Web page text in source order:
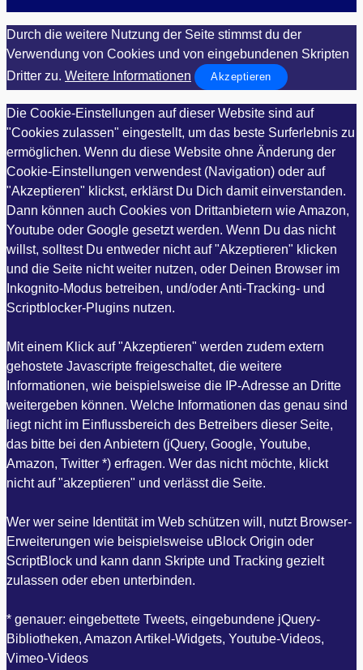
Durch die weitere Nutzung der Seite stimmst du der
Verwendung von Cookies und von eingebundenen Skripten
Dritter zu. Weitere Informationen Akzeptieren
Die Cookie-Einstellungen auf dieser Website sind auf
"Cookies zulassen" eingestellt, um das beste Surferlebnis zu
ermöglichen. Wenn du diese Website ohne Änderung der
Cookie-Einstellungen verwendest (Navigation) oder auf
"Akzeptieren" klickst, erklärst Du Dich damit einverstanden.
Dann können auch Cookies von Drittanbietern wie Amazon,
Youtube oder Google gesetzt werden. Wenn Du das nicht
willst, solltest Du entweder nicht auf "Akzeptieren" klicken
und die Seite nicht weiter nutzen, oder Deinen Browser im
Inkognito-Modus betreiben, und/oder Anti-Tracking- und
Scriptblocker-Plugins nutzen.
Mit einem Klick auf "Akzeptieren" werden zudem extern
gehostete Javascripte freigeschaltet, die weitere
Informationen, wie beispielsweise die IP-Adresse an Dritte
weitergeben können. Welche Informationen das genau sind
liegt nicht im Einflussbereich des Betreibers dieser Seite,
das bitte bei den Anbietern (jQuery, Google, Youtube,
Amazon, Twitter *) erfragen. Wer das nicht möchte, klickt
nicht auf "akzeptieren" und verlässt die Seite.
Wer wer seine Identität im Web schützen will, nutzt Browser-
Erweiterungen wie beispielsweise uBlock Origin oder
ScriptBlock und kann dann Skripte und Tracking gezielt
zulassen oder eben unterbinden.
* genauer: eingebettete Tweets, eingebundene jQuery-
Bibliotheken, Amazon Artikel-Widgets, Youtube-Videos,
Vimeo-Videos